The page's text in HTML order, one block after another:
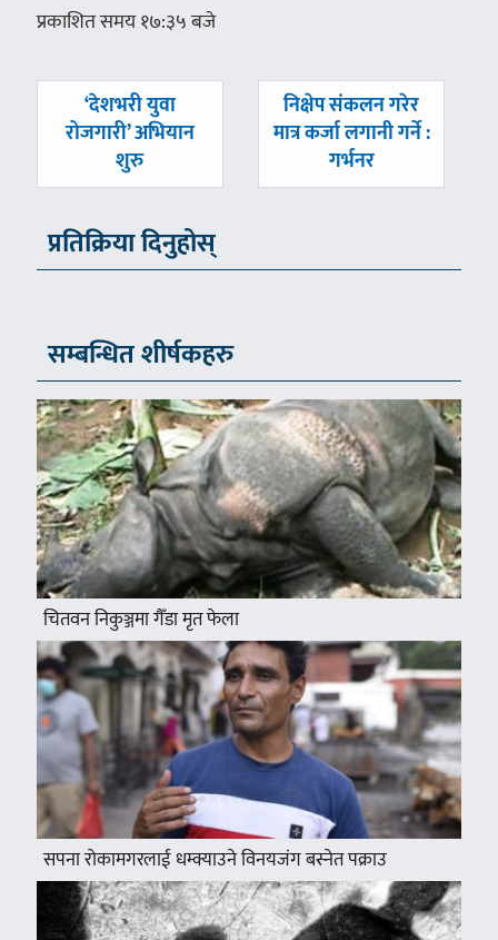
प्रकाशित समय १७:३५ बजे
पछिल्लाे
-
‘देशभरी युवा
रोजगारी’ अभियान
शुरु
अघिल्लाे
-
निक्षेप संकलन गरेर
मात्र कर्जा लगानी गर्ने :
गर्भनर
प्रतिक्रिया दिनुहोस्
सम्बन्धित शीर्षकहरु
चितवन निकुञ्जमा गैँडा मृत फेला
सपना रोकामगरलाई धम्क्याउने विनयजंग बस्नेत पक्राउ